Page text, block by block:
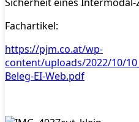
Fachartikel:
https://pjm.co.at/wp-
content/uploads/2022/10/
Beleg-EI-Web.pdf